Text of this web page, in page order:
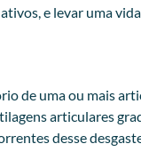
e levar uma
de uma ou mais
articulares
desse